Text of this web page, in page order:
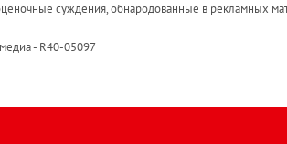
суждения, обнародованные в рекламных
- R40-05097